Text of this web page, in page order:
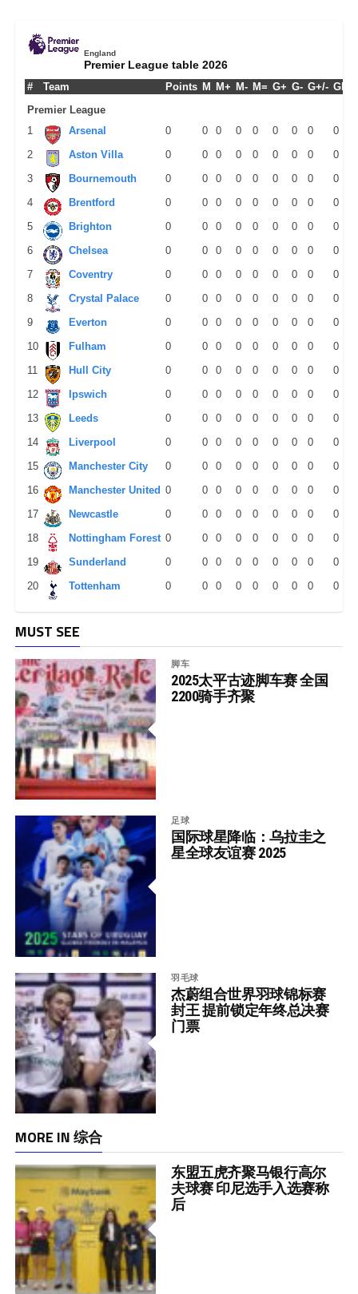
England
Premier League table 2026
# Team Points M M+ M- M= G+ G- G+/- GPM
Premier League
1
Arsenal 0 0 0 0 0 0 0 0
0
2
Aston Villa 0 0 0 0 0 0 0 0
0
3
Bournemouth 0 0 0 0 0 0 0 0
0
4
Brentford 0 0 0 0 0 0 0 0
0
5
Brighton 0 0 0 0 0 0 0 0
0
6
Chelsea 0 0 0 0 0 0 0 0
0
7
Coventry 0 0 0 0 0 0 0 0
0
8
Crystal Palace 0 0 0 0 0 0 0 0
0
9
Everton 0 0 0 0 0 0 0 0
0
10
Fulham 0 0 0 0 0 0 0 0
0
11
Hull City 0 0 0 0 0 0 0 0
0
12
Ipswich 0 0 0 0 0 0 0 0
0
13
Leeds 0 0 0 0 0 0 0 0
0
14
Liverpool 0 0 0 0 0 0 0 0
0
15
Manchester City 0 0 0 0 0 0 0 0
0
16
Manchester United 0 0 0 0 0 0 0 0
0
17
Newcastle 0 0 0 0 0 0 0 0
0
18
Nottingham Forest 0 0 0 0 0 0 0 0
0
19
Sunderland 0 0 0 0 0 0 0 0
0
20
Tottenham 0 0 0 0 0 0 0 0 0
MUST SEE
脚车
2025太平古迹脚车赛 全国
2200骑手齐聚
足球
国际球星降临：乌拉圭之
星全球友谊赛 2025
羽毛球
杰蔚组合世界羽球锦标赛
封王 提前锁定年终总决赛
门票
MORE IN 综合
东盟五虎齐聚马银行高尔
夫球赛 印尼选手入选赛称
后